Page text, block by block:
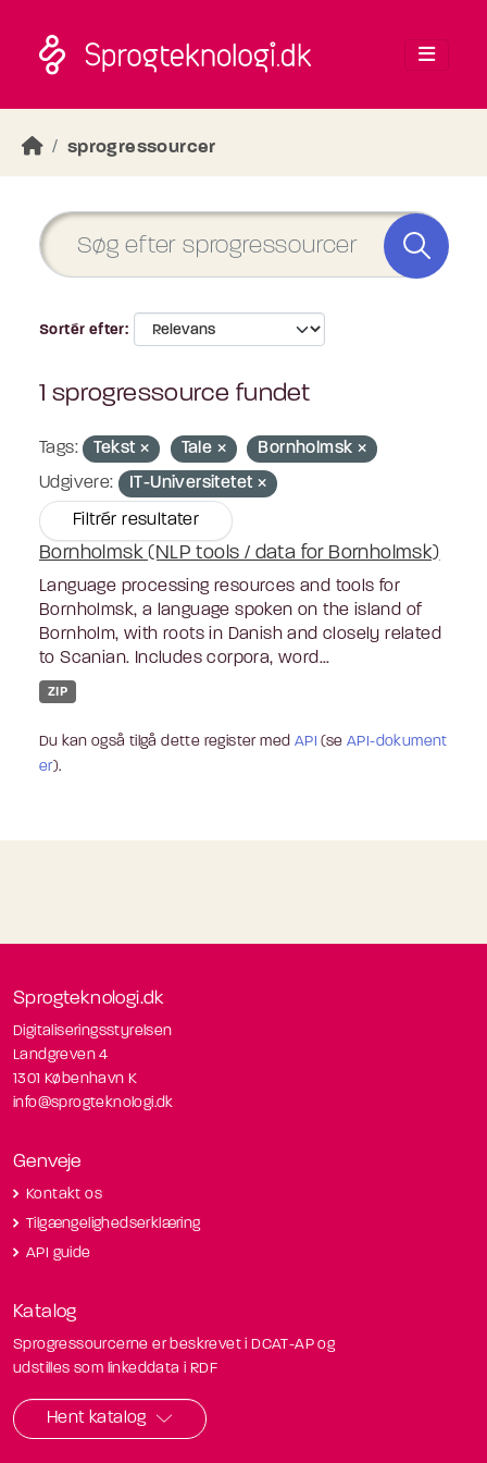
sprogressourcer
Sortér efter
1 sprogressource fundet
Tags: Tekst Tale
Bornholmsk
Udgivere:
IT-Universitetet
Filtrér resultater
Bornholmsk (NLP tools / data for Bornholmsk)
Language processing resources and tools for
Bornholmsk, a language spoken on the island of
Bornholm, with roots in Danish and closely related
to Scanian. Includes corpora, word...
ZIP
Du kan også tilgå dette register med API (seAPI-dokument
er).
Sprogteknologi.dk
Digitaliseringsstyrelsen
Landgreven 4
1301 København K
info@sprogteknologi.dk
Genveje
Kontakt os
Tilgængelighedserklæring
API guide
Katalog
Sprogressourcerne er beskrevet i DCAT-AP og
udstilles som linkeddata i RDF
Hent katalog